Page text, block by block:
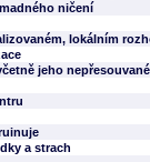
ničení
lokálním
jeho
a strach